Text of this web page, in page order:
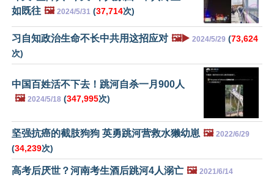
如既往 🖼️ 2024/5/31 (37,714次)
习自知政治生命不长中共用这招应对 🖼️▶️ 2024/5/29 (73,624
次)
中国百姓活不下去！跳河自杀一月900人
🖼️ 2024/5/18 (347,995次)
坚强抗癌的截肢狗狗 英勇跳河营救水獭幼崽 🖼️ 2022/6/29
(34,239次)
高考后厌世？河南考生酒后跳河4人溺亡 🖼️ 2021/6/14